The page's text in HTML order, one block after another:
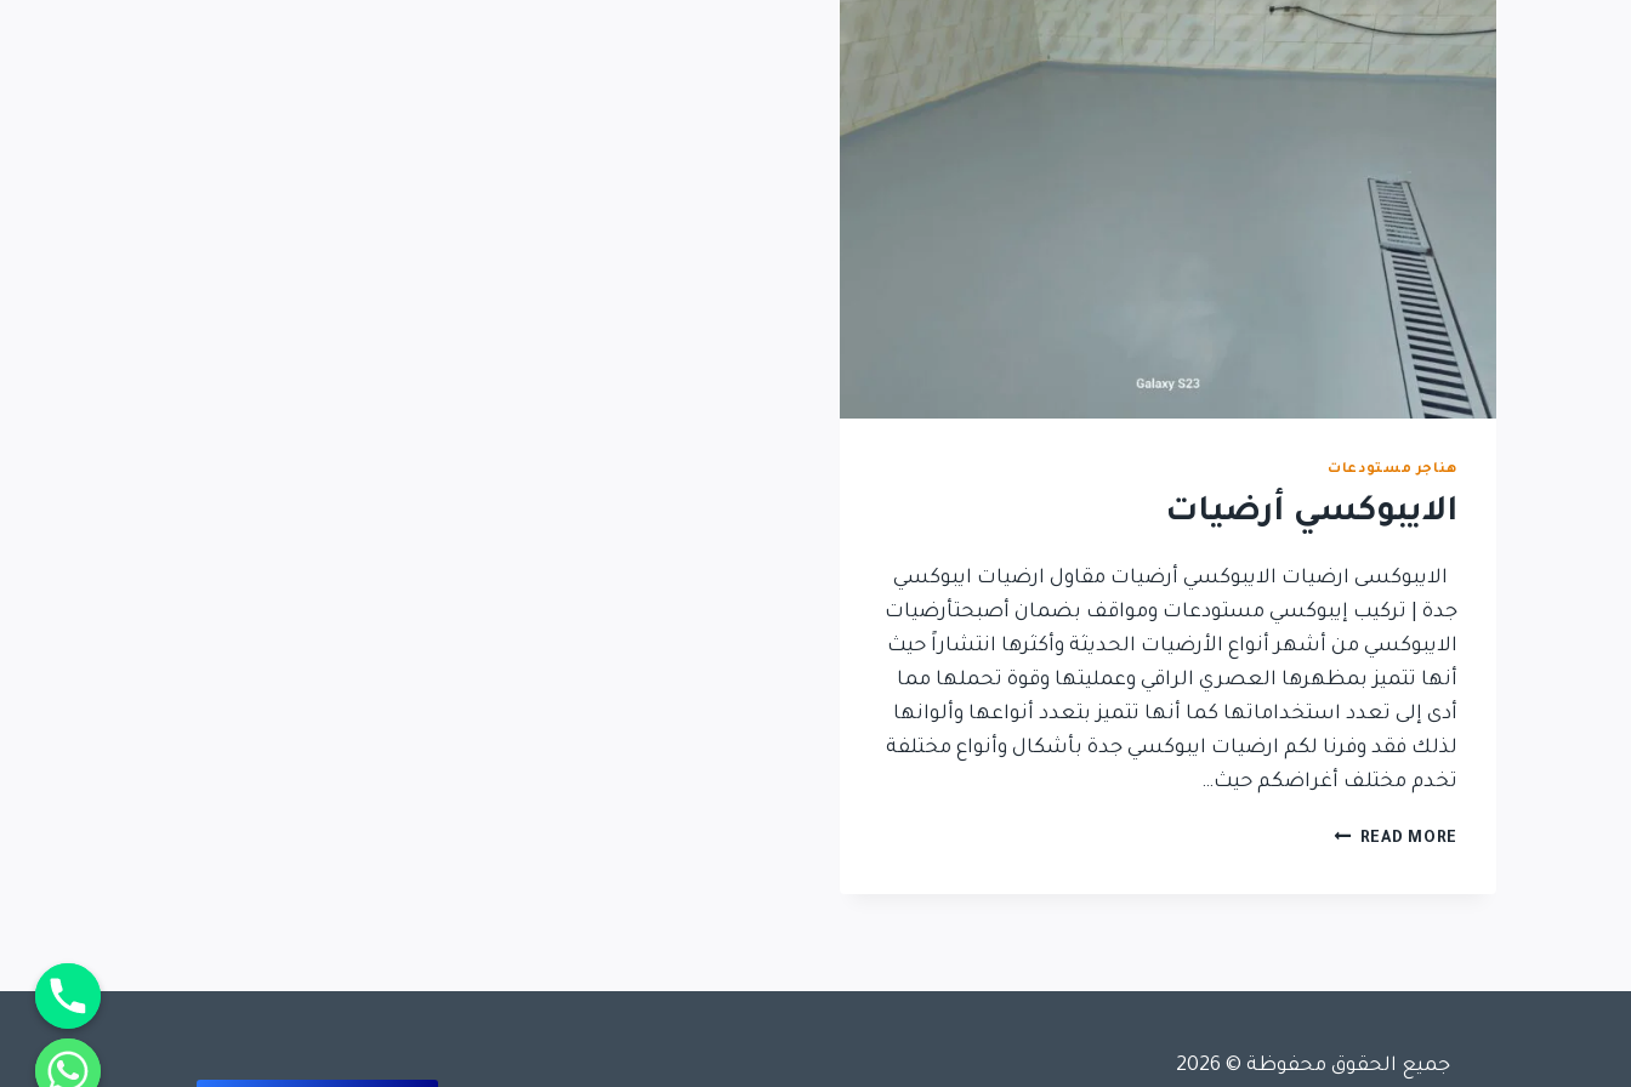
هناجر مستودعات
الايبوكسي أرضيات
الايبوكسى ارضيات الايبوكسي أرضيات مقاول ارضيات ايبوكسي
جدة | تركيب إيبوكسي مستودعات ومواقف بضمان أصبحتأرضيات
الايبوكسي من أشهر أنواع الأرضيات الحديثة وأكثرها انتشاراً حيث
أنها تتميز بمظهرها العصري الراقي وعمليتها وقوة تحملها مما
أدى إلى تعدد استخداماتها كما أنها تتميز بتعدد أنواعها وألوانها
لذلك فقد وفرنا لكم ارضيات ايبوكسي جدة بأشكال وأنواع مختلفة
تخدم مختلف أغراضكم حيث…
READ MORE
جميع الحقوق محفوظة © 2026 chaty